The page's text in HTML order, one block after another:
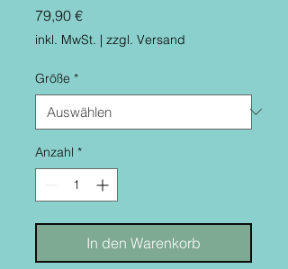
79,90 €Preis
inkl. MwSt. | zzgl. Versand
Größe *
Anzahl *
In den Warenkorb